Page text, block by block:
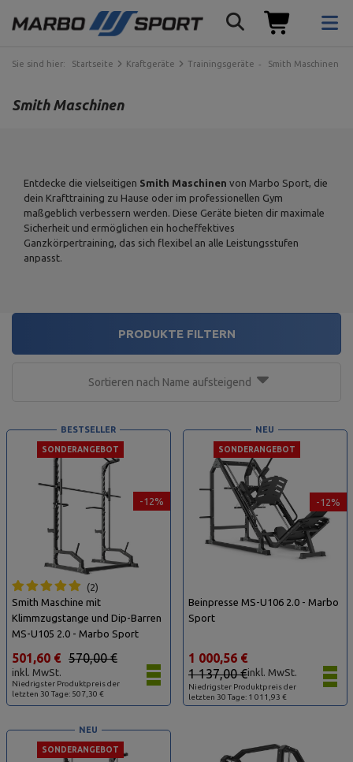
Sie sind hier: Startseite Kraftgeräte Trainingsgeräte Smith Maschinen
Smith Maschinen
Entdecke die vielseitigen Smith Maschinen von Marbo Sport, die
dein Krafttraining zu Hause oder im professionellen Gym
maßgeblich verbessern werden. Diese Geräte bieten dir maximale
Sicherheit und ermöglichen ein hocheffektives
Ganzkörpertraining, das sich flexibel an alle Leistungsstufen
anpasst.
Sortieren nach Name aufsteigend
PRODUKTE FILTERN
-12%
SONDERANGEBOT
BESTSELLER
2
Smith Maschine mit
Klimmzugstange und Dip-Barren
MS-U105 2.0 - Marbo Sport
Niedrigster Produktpreis der
letzten 30 Tage: 507,30 €
570,00 €
501,60 €
inkl. MwSt.
-12%
SONDERANGEBOT
NEU
Beinpresse MS-U106 2.0 - Marbo
Sport
Niedrigster Produktpreis der
letzten 30 Tage: 1 011,93 €
1 137,00 €
1 000,56 €
inkl. MwSt.
SONDERANGEBOT
NEU